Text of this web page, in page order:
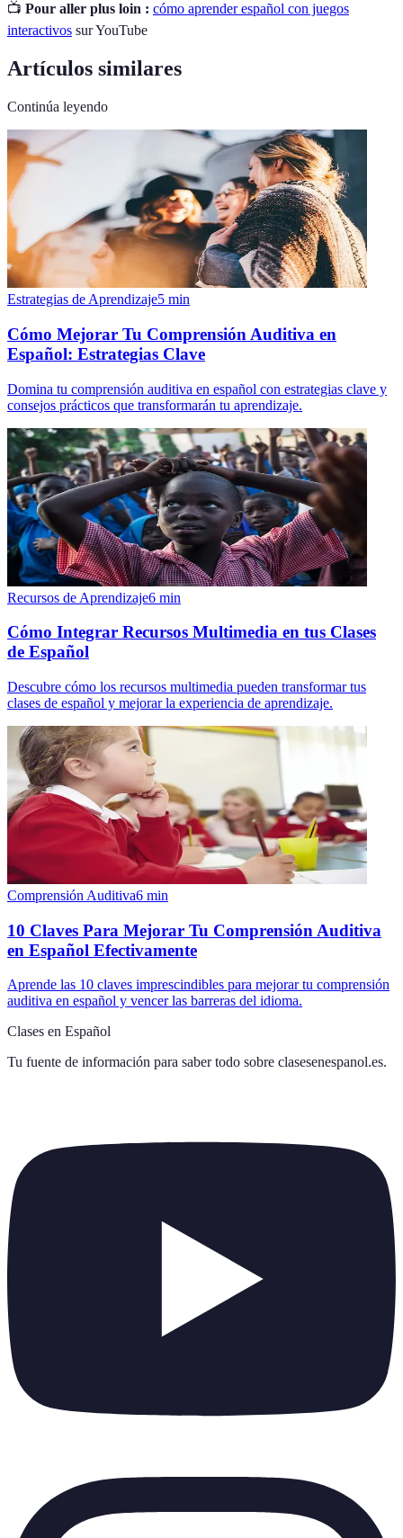
📺 Pour aller plus loin : cómo aprender español con juegos
interactivos sur YouTube
Artículos similares
Continúa leyendo
Estrategias de Aprendizaje5 min
Cómo Mejorar Tu Comprensión Auditiva en
Español: Estrategias Clave
Domina tu comprensión auditiva en español con estrategias clave y
consejos prácticos que transformarán tu aprendizaje.
Recursos de Aprendizaje6 min
Cómo Integrar Recursos Multimedia en tus Clases
de Español
Descubre cómo los recursos multimedia pueden transformar tus
clases de español y mejorar la experiencia de aprendizaje.
Comprensión Auditiva6 min
10 Claves Para Mejorar Tu Comprensión Auditiva
en Español Efectivamente
Aprende las 10 claves imprescindibles para mejorar tu comprensión
auditiva en español y vencer las barreras del idioma.
Clases en Español
Tu fuente de información para saber todo sobre clasesenespanol.es.